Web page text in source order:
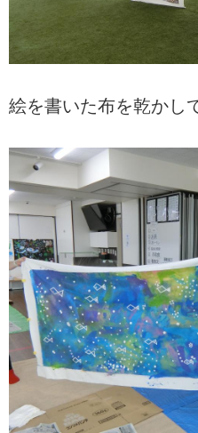
絵を書いた布を乾かし